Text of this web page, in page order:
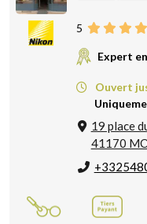
5
Expert
Ouvert
19 place
41170